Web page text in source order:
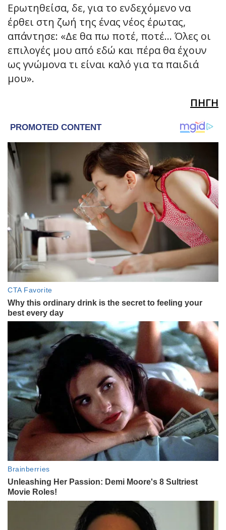
Ερωτηθείσα, δε, για το ενδεχόμενο να
έρθει στη ζωή της ένας νέος έρωτας,
απάντησε: «Δε θα πω ποτέ, ποτέ… Όλες οι
επιλογές μου από εδώ και πέρα θα έχουν
ως γνώμονα τι είναι καλό για τα παιδιά
μου».
ΠΗΓΗ